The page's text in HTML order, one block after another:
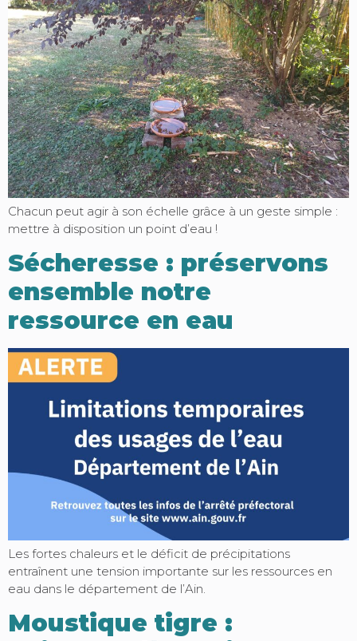
Chacun peut agir à son échelle grâce à un geste simple :
mettre à disposition un point d’eau !
Sécheresse : préservons
ensemble notre
ressource en eau
Les fortes chaleurs et le déficit de précipitations
entraînent une tension importante sur les ressources en
eau dans le département de l’Ain.
Moustique tigre :